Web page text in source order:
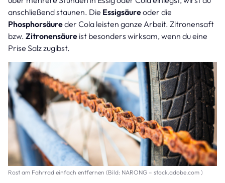
anschließend staunen. Die Essigsäureoder die
Phosphorsäureder Cola leisten ganze Arbeit. Zitronensaft
bzw. Zitronensäure ist besonders wirksam, wenn du eine
Prise Salz zugibst.
Rost am Fahrrad einfach entfernen (Bild: NARONG – stock.adobe.com )